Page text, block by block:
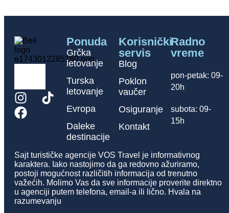
Ponuda
Grčka
letovanje
Turska
letovanje
Evropa
Daleke
destinacije
Korisnički
servis
Blog
Poklon
vaučer
Osiguranje
Kontakt
Radno
vreme
pon-petak: 09-
20h
subota: 09-
15h
Sajt turističke agencije VOS Travel je informativnog
karaktera. Iako nastojimo da ga redovno ažuriramo,
postoji mogućnost različitih informacija od trenutno
važećih. Molimo Vas da sve informacije proverite direktno
u agenciji putem telefona, email-a ili lično. Hvala na
razumevanju